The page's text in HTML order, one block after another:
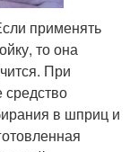
применять
то она
При
в шприц и